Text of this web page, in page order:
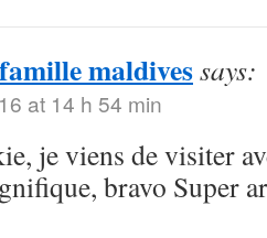
maldivessays:
at 14 h 54 min
je viens de visiter
bravo Super